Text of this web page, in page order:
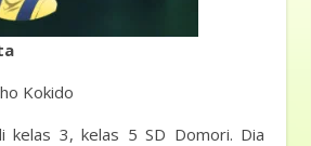
Kokido
kelas 3, kelas 5 SD Domori. Dia